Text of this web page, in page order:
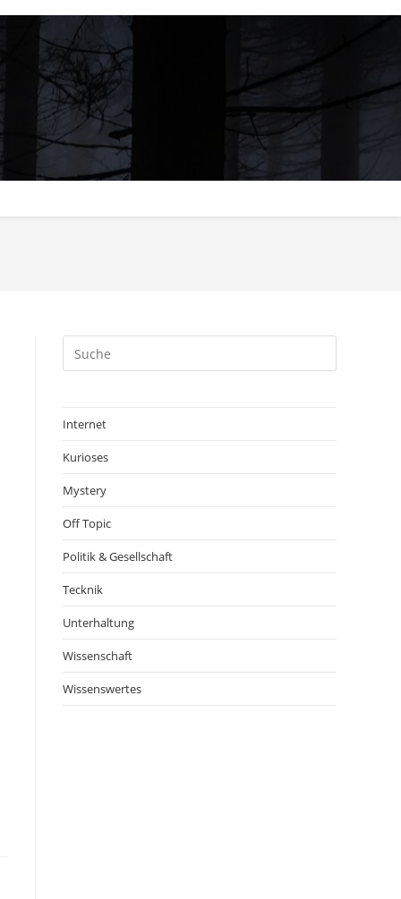
Internet
Kurioses
Mystery
Off Topic
Politik & Gesellschaft
Tecknik
Unterhaltung
Wissenschaft
Wissenswertes